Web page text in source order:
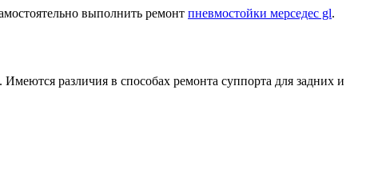
выполнить ремонт пневмостойки мерседес gl.
различия в способах ремонта суппорта для задних и